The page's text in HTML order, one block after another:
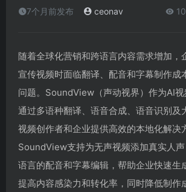
7个月前发布 ceonav
随着全球化营销和跨语言内容需求增加，
宣传视频时面临翻译、配音和字幕制作成
问题。SoundView（声动视界）作为AI视
通过多语种翻译、语音合成、语音识别及
视频创作者和企业提供高效的本地化解决
SoundView支持为无声视频添加真实人
语言的配音和字幕编辑，帮助企业快速生
提高内容感染力和转化率，同时降低制作